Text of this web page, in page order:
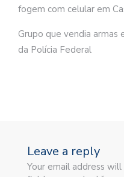
fogem com celular em
Grupo que vendia armas
da Polícia Federal
Leave a reply
Your email address